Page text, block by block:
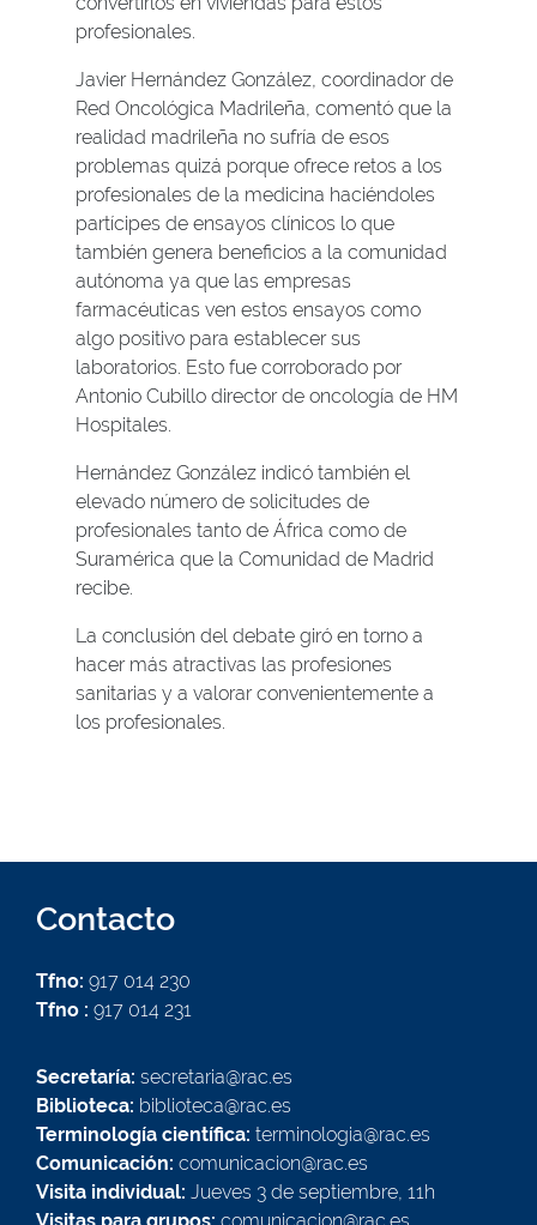
profesionales.
Javier Hernández González, coordinador de
Red Oncológica Madrileña, comentó que la
realidad madrileña no sufría de esos
problemas quizá porque ofrece retos a los
profesionales de la medicina haciéndoles
partícipes de ensayos clínicos lo que
también genera beneficios a la comunidad
autónoma ya que las empresas
farmacéuticas ven estos ensayos como
algo positivo para establecer sus
laboratorios. Esto fue corroborado por
Antonio Cubillo director de oncología de HM
Hospitales.
Hernández González indicó también el
elevado número de solicitudes de
profesionales tanto de África como de
Suramérica que la Comunidad de Madrid
recibe.
La conclusión del debate giró en torno a
hacer más atractivas las profesiones
sanitarias y a valorar convenientemente a
los profesionales.
Contacto
Tfno: 917 014 230
Tfno : 917 014 231
Secretaría: secretaria@rac.es
Biblioteca: biblioteca@rac.es
Terminología científica: terminologia@rac.es
Comunicación: comunicacion@rac.es
Visita individual: Jueves 3 de septiembre, 11h